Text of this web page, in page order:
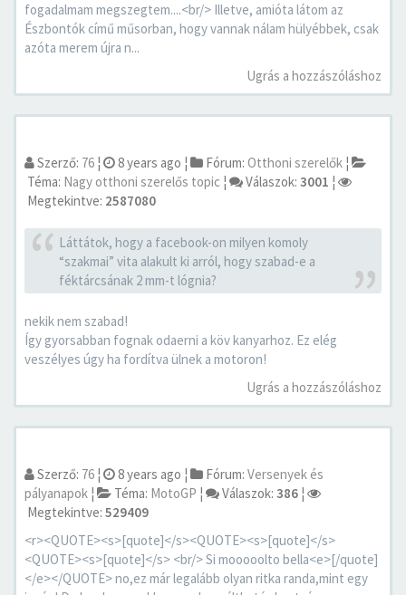
fogadalmam megszegtem....<br/> Illetve, amióta látom az
Észbontók című műsorban, hogy vannak nálam hülyébbek, csak
azóta merem újra n...
Ugrás a hozzászóláshoz
Szerző: 76 ¦ 8 years ago ¦ Fórum: Otthoni szerelők ¦
Téma: Nagy otthoni szerelős topic ¦ Válaszok: 3001 ¦
Megtekintve: 2587080
Láttátok, hogy a facebook-on milyen komoly
“szakmai” vita alakult ki arról, hogy szabad-e a
féktárcsának 2 mm-t lógnia?
nekik nem szabad!
Így gyorsabban fognak odaerni a köv kanyarhoz. Ez elég
veszélyes úgy ha fordítva ülnek a motoron!
Ugrás a hozzászóláshoz
Szerző: 76 ¦ 8 years ago ¦ Fórum: Versenyek és
pályanapok ¦ Téma: MotoGP ¦ Válaszok: 386 ¦
Megtekintve: 529409
<r><QUOTE><s>[quote]</s><QUOTE><s>[quote]</s>
<QUOTE><s>[quote]</s> <br/> Si mooooolto bella<e>[/quote]
</e></QUOTE> no,ez már legalább olyan ritka randa,mint egy